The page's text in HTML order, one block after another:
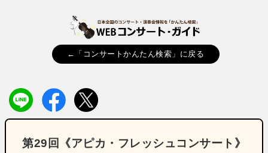
←「コンサートかんたん検索」に戻る
第29回《アピカ・フレッシュコンサート》